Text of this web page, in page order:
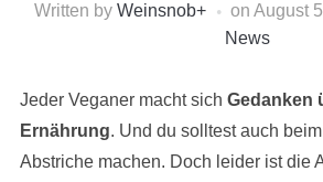
Written by Weinsnob+ on August
News
Jeder Veganer macht sich Gedanken
Ernährung. Und du solltest auch
Abstriche machen. Doch leider ist die